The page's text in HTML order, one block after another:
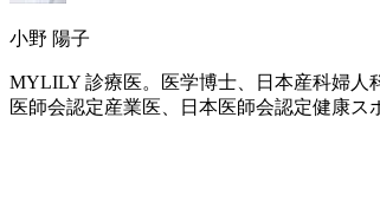
小野 陽子
MYLILY 診療医。医学博士、日本産科婦人
医師会認定産業医、日本医師会認定健康ス